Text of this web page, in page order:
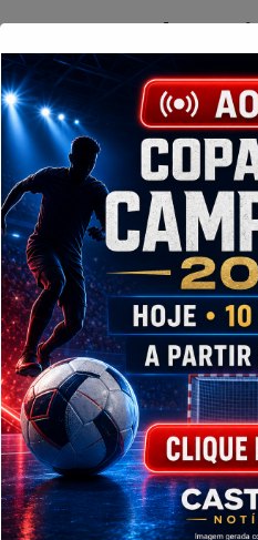
O Projeto Sucuriú, que
Arauco no Brasil, envolve
4,6 bilhões e a construção
celulose com capacidade
de toneladas por ano. A
estratégica, a 50
do Rio Sucuriú.
A fase de terraplanagem
a expectativa de
projeto não apenas
mas também promete
oportunidades de
empregar cerca de 6 mil
inauguração.